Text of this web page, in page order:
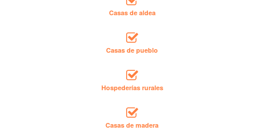
Casas de aldea
Casas de pueblo
Hospederías rurales
Casas de madera